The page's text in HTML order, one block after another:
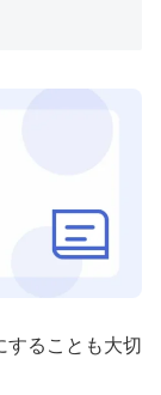
することも大切